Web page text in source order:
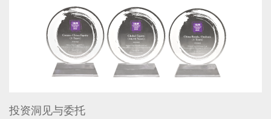
投资洞见与委托